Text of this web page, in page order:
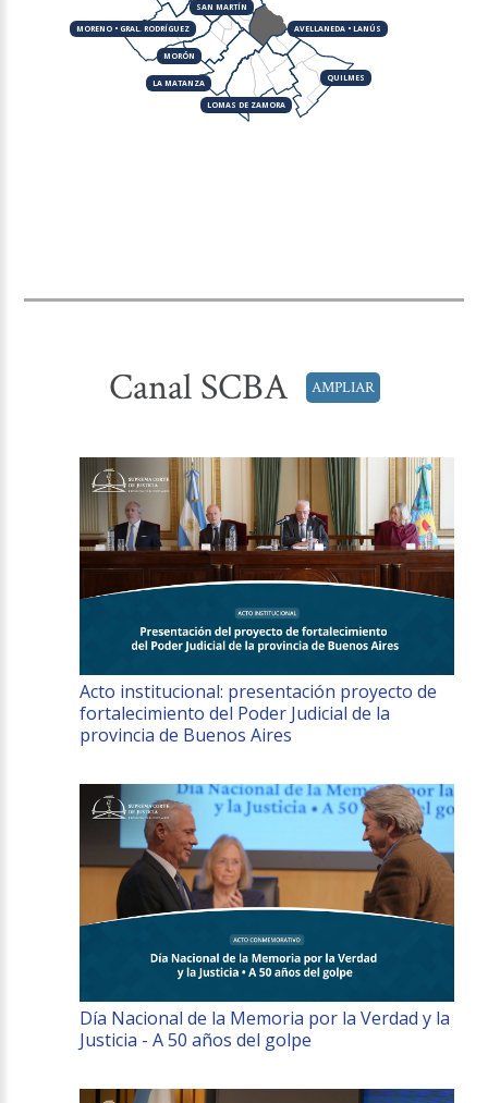
QUILMES
AVELLANEDA • LANÚS
LOMAS DE ZAMORA
LA MATANZA
MORÓN
SAN MARTÍN
MORENO • GRAL. RODRÍGUEZ
Canal SCBA AMPLIAR
Acto institucional: presentación proyecto de
fortalecimiento del Poder Judicial de la
provincia de Buenos Aires
Día Nacional de la Memoria por la Verdad y la
Justicia - A 50 años del golpe